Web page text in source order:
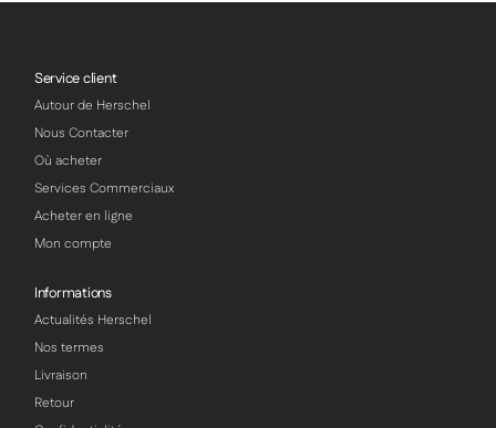
Service client
Autour de Herschel
Nous Contacter
Où acheter
Services Commerciaux
Acheter en ligne
Mon compte
Informations
Actualités Herschel
Nos termes
Livraison
Retour